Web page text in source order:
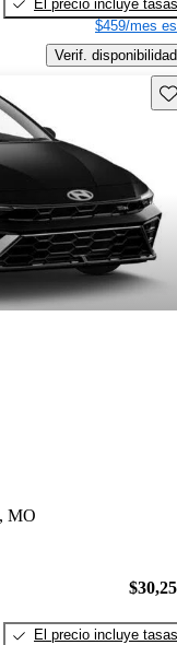
El precio incluye tasas
$459/mes
Verif. disponibilidad
MO
El precio incluye tasas